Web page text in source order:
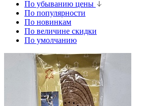
По убыванию цены
По популярности
По новинкам
По величине скидки
По умолчанию